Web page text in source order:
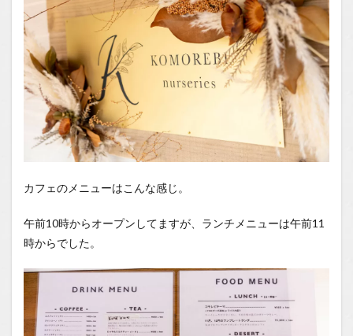
カフェのメニューはこんな感じ。
午前10時からオープンしてますが、ランチメニューは午前11
時からでした。